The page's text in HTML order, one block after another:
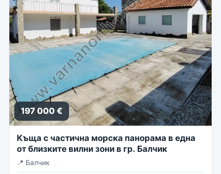
197 000 €
Къща с частична морска панорама в една
от близките вилни зони в гр. Балчик
📍 Балчик